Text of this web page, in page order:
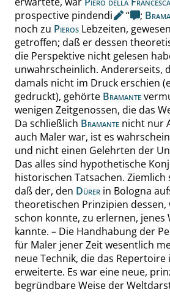
prospective pindendi
“ ;
noch zu Pieros Lebzeiten,
getroffen; daß er dessen
die Perspektive nicht gelesen
unwahrscheinlich. Andererseits,
damals nicht im Druck erschien
gedruckt), gehörte Bramante
wenigen Zeitgenossen, die das
Da schließlich Bramante nicht nur
auch Maler war, ist es
und nicht einen Gelehrten der
Das alles sind hypothetische
historischen Tatsachen. Ziemlich
daß der, den Dürer in Bologna
theoretischen Prinzipien dessen,
schon konnte, zu erlernen, jenes
kannte. – Die Handhabung der
für Maler jener Zeit wesentlich
neue Technik, die das
erweiterte. Es war eine neue,
begründbare Weise der